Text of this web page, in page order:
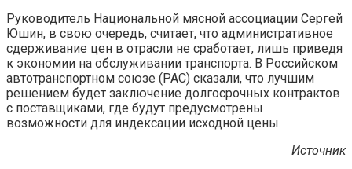
Руководитель Национальной мясной ассоциации Сергей
Юшин, в свою очередь, считает, что административное
сдерживание цен в отрасли не сработает, лишь приведя
к экономии на обслуживании транспорта. В Российском
автотранспортном союзе (РАС) сказали, что лучшим
решением будет заключение долгосрочных контрактов
с поставщиками, где будут предусмотрены
возможности для индексации исходной цены.
Источник